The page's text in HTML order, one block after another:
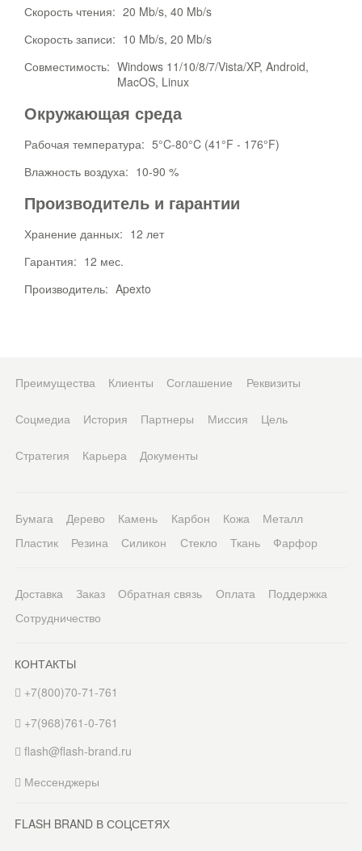
Скорость чтения: 20 Mb/s, 40 Mb/s
Скорость записи: 10 Mb/s, 20 Mb/s
Совместимость: Windows 11/10/8/7/Vista/XP, Android,
MacOS, Linux
Окружающая среда
Рабочая температура: 5°C-80°C (41°F - 176°F)
Влажность воздуха: 10-90 %
Производитель и гарантии
Хранение данных: 12 лет
Гарантия: 12 мес.
Производитель: Apexto
Преимущества Клиенты Соглашение Реквизиты
Соцмедиа История Партнеры Миссия Цель
Стратегия Карьера Документы
Бумага Дерево Камень Карбон Кожа
Металл
Пластик
Резина Силикон Стекло Ткань Фарфор
Доставка Заказ Обратная связь Оплата
Поддержка
Сотрудничество
КОНТАКТЫ
+7(800)70-71-761
+7(968)761-0-761
flash@flash-brand.ru
Мессенджеры
FLASH BRAND В СОЦСЕТЯХ